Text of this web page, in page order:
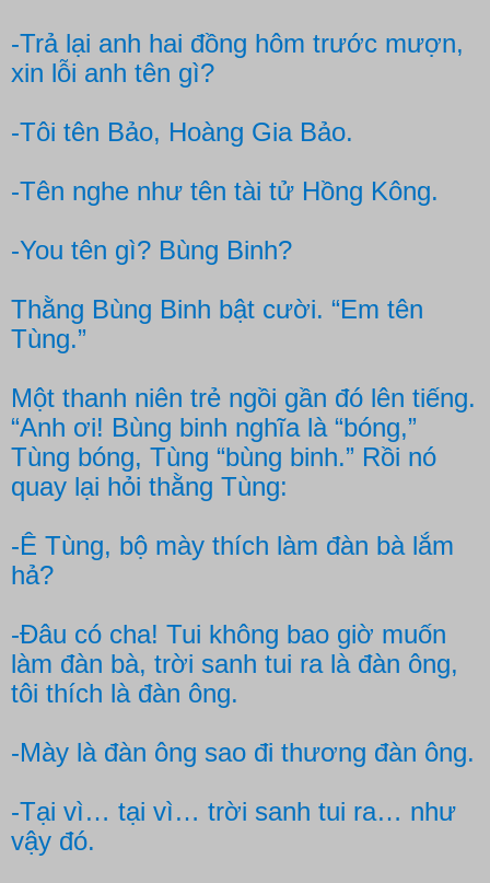
-Trả lại anh hai đồng hôm trước mượn,
xin lỗi anh tên gì?
-Tôi tên Bảo, Hoàng Gia Bảo.
-Tên nghe như tên tài tử Hồng Kông.
-You tên gì? Bùng Binh?
Thằng Bùng Binh bật cười. “Em tên
Tùng.”
Một thanh niên trẻ ngồi gần đó lên tiếng.
“Anh ơi! Bùng binh nghĩa là “bóng,”
Tùng bóng, Tùng “bùng binh.” Rồi nó
quay lại hỏi thằng Tùng:
-Ê Tùng, bộ mày thích làm đàn bà lắm
hả?
-Đâu có cha! Tui không bao giờ muốn
làm đàn bà, trời sanh tui ra là đàn ông,
tôi thích là đàn ông.
-Mày là đàn ông sao đi thương đàn ông.
-Tại vì… tại vì… trời sanh tui ra… như
vậy đó.